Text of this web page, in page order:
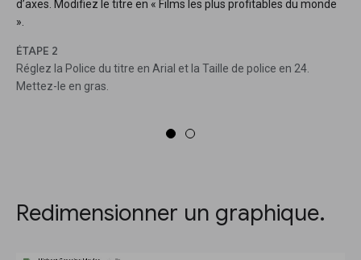
d’axes. Modifiez le titre en « Films les plus profitables du monde
».
ÉTAPE 2
Réglez la Police du titre en Arial et la Taille de police en 24.
Mettez-le en gras.
Redimensionner un graphique.